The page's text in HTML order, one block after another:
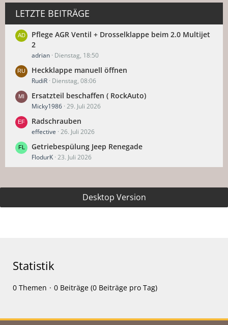
LETZTE BEITRÄGE
Pflege AGR Ventil + Drosselklappe beim 2.0 Multijet
2
adrian Dienstag, 18:50
Heckklappe manuell öffnen
RudiR Dienstag, 08:06
Ersatzteil beschaffen ( RockAuto)
Micky1986 29. Juli 2026
Radschrauben
effective 26. Juli 2026
Getriebespülung Jeep Renegade
FlodurK 23. Juli 2026
Desktop Version
Statistik
0 Themen 0 Beiträge (0 Beiträge pro Tag)